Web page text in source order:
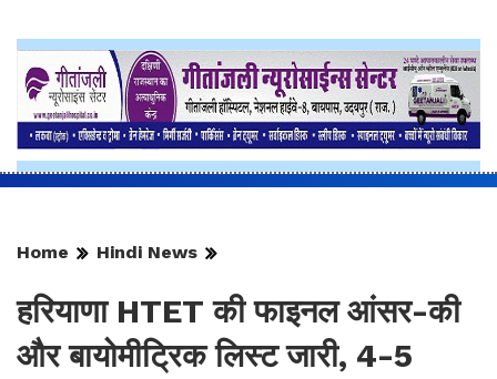
Home Hindi News
हरियाणा HTET की फाइनल आंसर-की
और बायोमीट्रिक लिस्ट जारी, 4-5